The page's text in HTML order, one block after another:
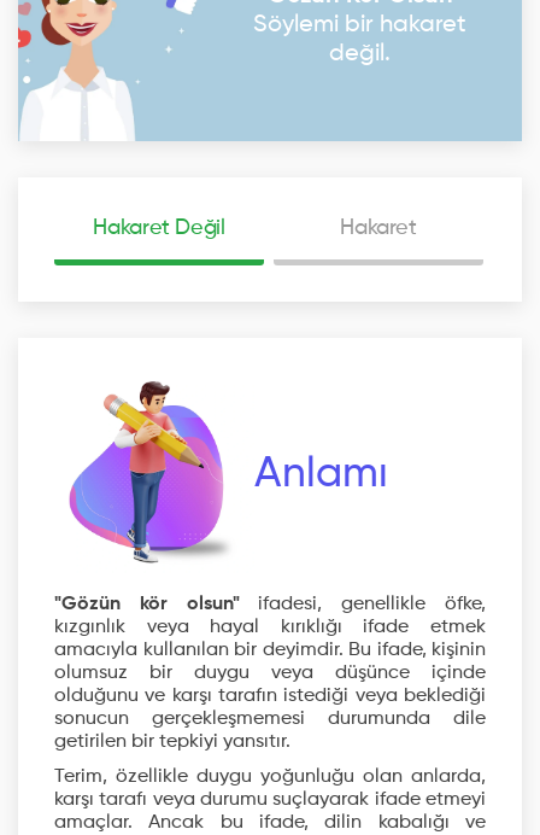
Söylemi bir hakaret
değil.
Hakaret Değil Hakaret
Anlamı
"Gözün kör olsun"ifadesi, genellikle öfke,
kızgınlık veya hayal kırıklığı ifade etmek
amacıyla kullanılan bir deyimdir. Bu ifade, kişinin
olumsuz bir duygu veya düşünce içinde
olduğunu ve karşı tarafın istediği veya beklediği
sonucun gerçekleşmemesi durumunda dile
getirilen bir tepkiyi yansıtır.
Terim, özellikle duygu yoğunluğu olan anlarda,
karşı tarafı veya durumu suçlayarak ifade etmeyi
amaçlar. Ancak bu ifade, dilin kabalığı ve